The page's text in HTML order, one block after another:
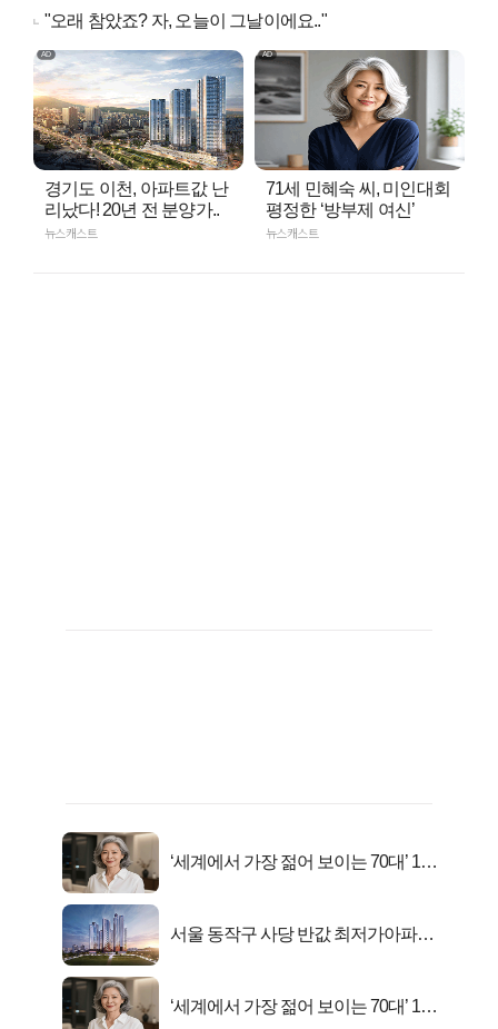
"오래 참았죠? 자, 오늘이 그날이에요.."
경기도 이천, 아파트값 난
리났다! 20년 전 분양가..
뉴스캐스트
71세 민혜숙 씨, 미인대회
평정한 ‘방부제 여신’
뉴스캐스트
‘세계에서 가장 젊어 보이는 70대’ 1위
서울 동작구 사당 반값 최저가아파트
‘세계에서 가장 젊어 보이는 70대’ 1위